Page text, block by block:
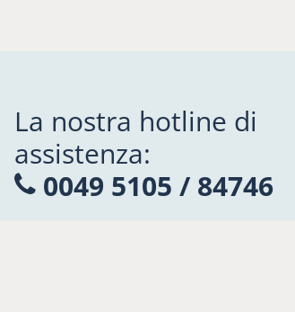
La nostra hotline di
assistenza:
0049 5105 / 84746